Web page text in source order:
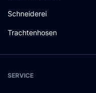
Schneiderei
Trachtenhosen
SERVICE